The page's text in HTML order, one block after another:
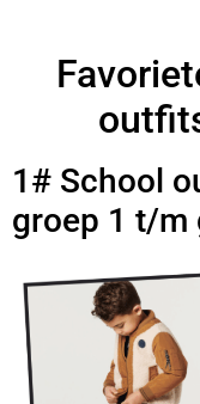
1# School
groep 1 t/m